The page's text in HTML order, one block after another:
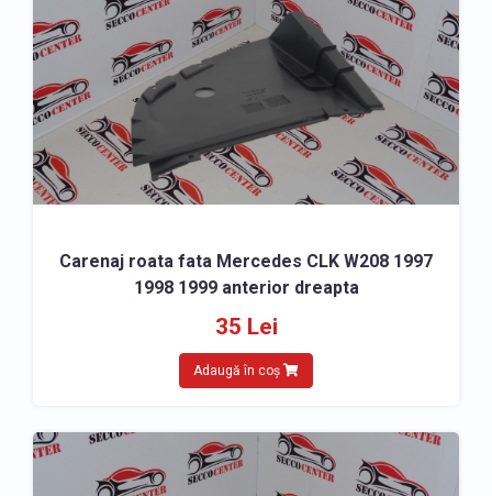
Carenaj roata fata Mercedes CLK W208 1997
1998 1999 anterior dreapta
35 Lei
Adaugă în coș